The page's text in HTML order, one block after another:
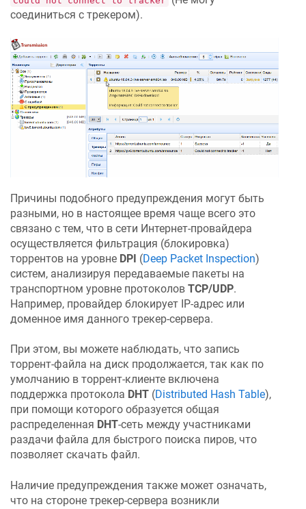
соединиться с трекером).
Причины подобного предупреждения могут быть
разными, но в настоящее время чаще всего это
связано с тем, что в сети Интернет-провайдера
осуществляется фильтрация (блокировка)
торрентов на уровне DPI (Deep Packet Inspection)
систем, анализируя передаваемые пакеты на
транспортном уровне протоколов TCP/UDP.
Например, провайдер блокирует IP-адрес или
доменное имя данного трекер-сервера.
При этом, вы можете наблюдать, что запись
торрент-файла на диск продолжается, так как по
умолчанию в торрент-клиенте включена
поддержка протокола DHT (Distributed Hash Table),
при помощи которого образуется общая
распределенная DHT-сеть между участниками
раздачи файла для быстрого поиска пиров, что
позволяет скачать файл.
Наличие предупреждения также может означать,
что на стороне трекер-сервера возникли